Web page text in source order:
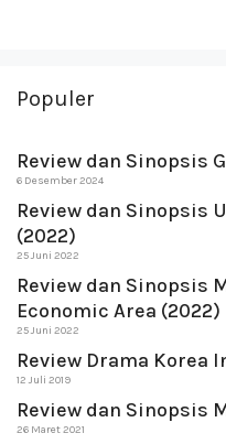
Populer
Review dan Sinopsis
6 Desember 2024
Review dan Sinopsis
(2022)
25 Juni 2022
Review dan Sinopsis
Economic Area (2022)
25 Juni 2022
Review Drama Korea
12 Juli 2019
Review dan Sinopsis
26 Maret 2021